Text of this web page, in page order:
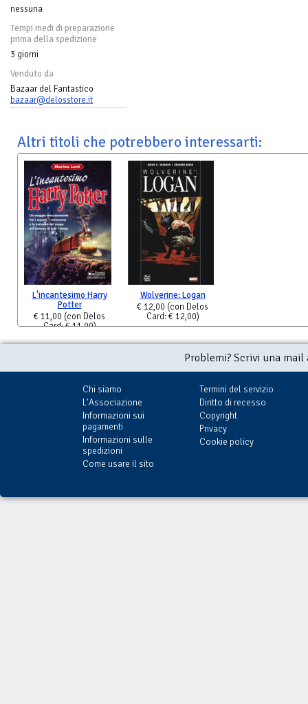
nessuna
Tempi medi di preparazione
prima della spedizione
3 giorni
Venduto da
Bazaar del Fantastico
bazaar@delosstore.it
Altri titoli che potrebbero interessarti:
L'incantesimo Harry
Potter
€ 11,00 (con Delos
Card: € 11,00)
Wolverine: Logan
€ 12,00 (con Delos
Card: € 12,00)
Problemi? Scrivi una
Chi siamo
L'Associazione
Informazioni sui
pagamenti
Informazioni sulle
spedizioni
Come usare il sito
Termini del servizio
Diritto di recesso
Copyright
Privacy
Cookie policy